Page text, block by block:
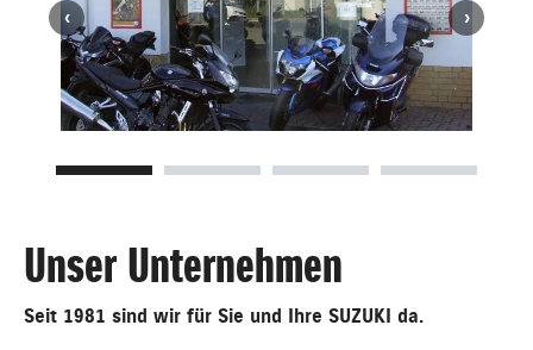
Unser Unternehmen
Seit 1981 sind wir für Sie und Ihre SUZUKI da.